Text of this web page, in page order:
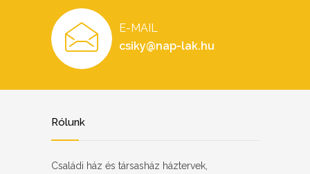
E-MAIL
csiky@nap-lak.hu
Rólunk
Családi ház és társasház háztervek,